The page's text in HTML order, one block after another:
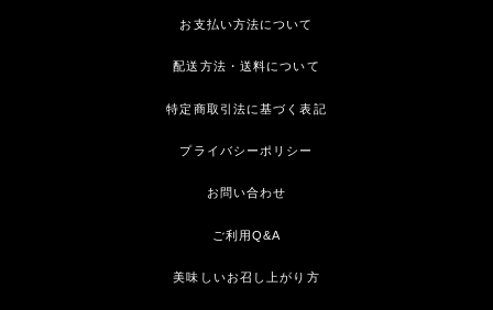
お支払い方法について
配送方法・送料について
特定商取引法に基づく表記
プライバシーポリシー
お問い合わせ
ご利用Q&A
美味しいお召し上がり方